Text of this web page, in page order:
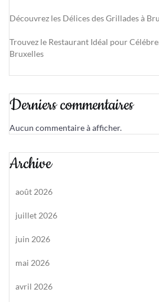
Découvrez les Délices des Grillades à
Trouvez le Restaurant Idéal pour
Bruxelles
Derniers commentaires
Aucun commentaire à afficher.
Archive
août 2026
juillet 2026
juin 2026
mai 2026
avril 2026